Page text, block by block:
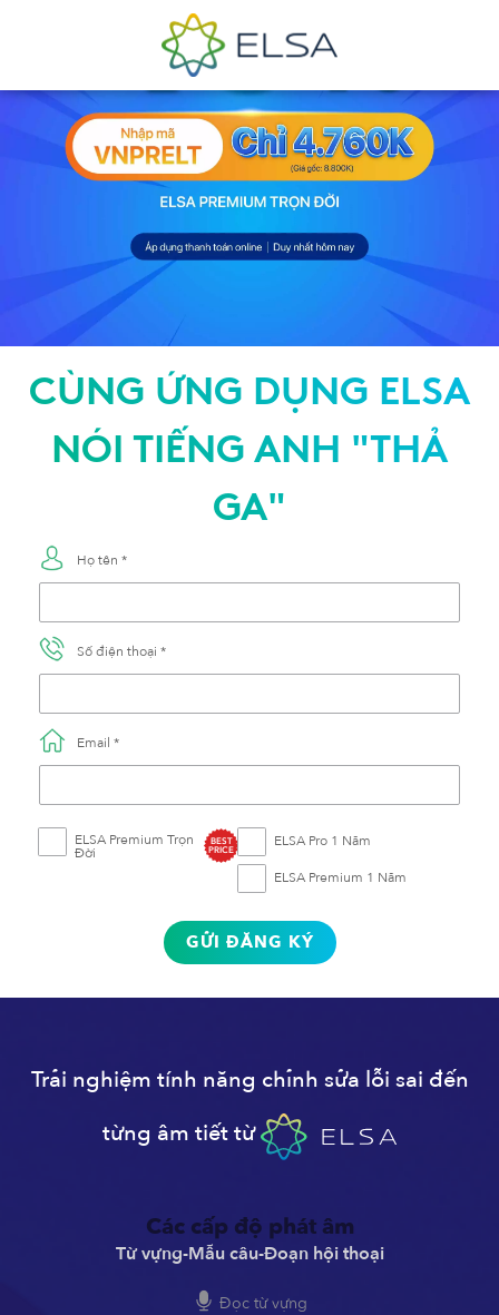
CÙNG ỨNG DỤNG ELSA
NÓI TIẾNG ANH "THẢ
GA"
Họ tên *
Số điện thoại *
Email *
ELSA Premium Trọn
Đời
BEST
PRICE ELSA Pro 1 Năm
ELSA Premium 1 Năm
GỬI ĐĂNG KÝ
Trải nghiệm tính năng chỉnh sửa lỗi sai đến
từng âm tiết từ
Các cấp độ phát âm
Từ vựng-Mẫu câu-Đoạn hội thoại
Đọc từ vựng